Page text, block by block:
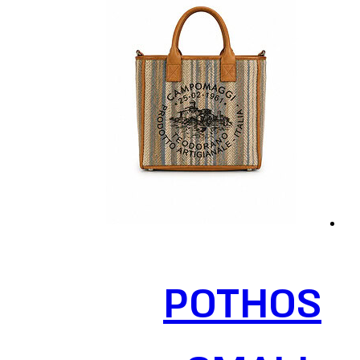
89.70 ₪.
מספר
סוגים.
ניתן
לבחור
את
האפשרויות
בעמוד
המוצר
POTHOS